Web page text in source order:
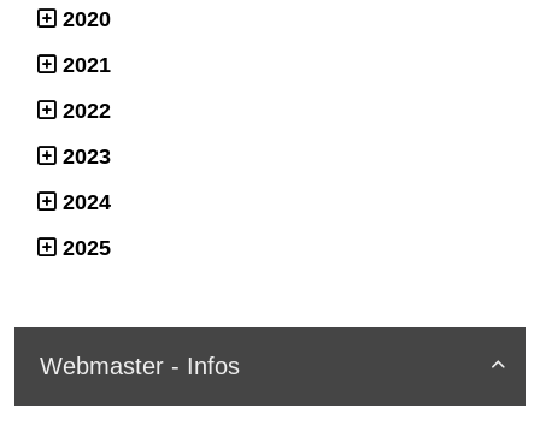
2020
2021
2022
2023
2024
2025

Webmaster - Infos